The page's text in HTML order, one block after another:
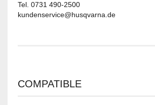
Tel. 0731 490-2500
kundenservice@husqvarna.de
COMPATIBLE